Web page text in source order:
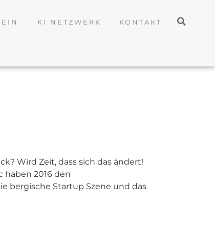
KI NETZWERK KONTAKT
Wird Zeit, dass sich das ändert!
2016 den
bergische Startup Szene und das